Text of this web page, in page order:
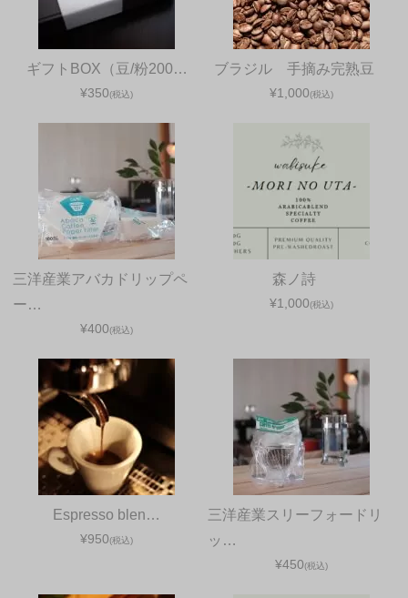
ギフトBOX（豆/粉200…
¥350(税込)
ブラジル 手摘み完熟豆
¥1,000(税込)
三洋産業アバカドリップペ
ー…
¥400(税込)
森ノ詩
¥1,000(税込)
Espresso blen…
¥950(税込)
三洋産業スリーフォードリ
ッ…
¥450(税込)